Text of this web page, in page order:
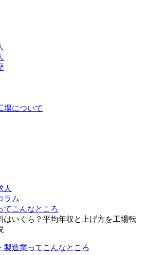
場について
人
ラム
てこんなところ
はいくら？平均年収と上げ方を工場転
製造業ってこんなところ